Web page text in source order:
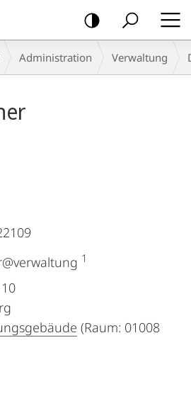
Administration Verwaltung
1
(Raum: 01008